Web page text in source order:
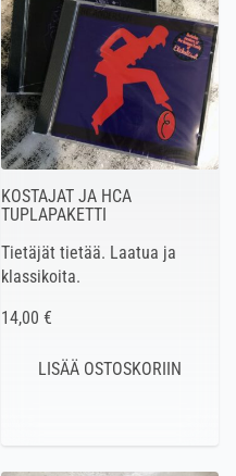
KOSTAJAT JA HCA
TUPLAPAKETTI
Tietäjät tietää. Laatua ja
klassikoita.
14,00 €